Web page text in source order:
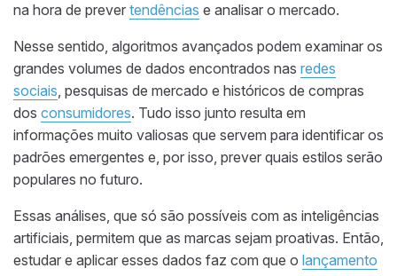
na hora de prever tendências e analisar o mercado.
Nesse sentido, algoritmos avançados podem examinar os
grandes volumes de dados encontrados nas redes
sociais, pesquisas de mercado e históricos de compras
dos consumidores. Tudo isso junto resulta em
informações muito valiosas que servem para identificar os
padrões emergentes e, por isso, prever quais estilos serão
populares no futuro.
Essas análises, que só são possíveis com as inteligências
artificiais, permitem que as marcas sejam proativas. Então,
estudar e aplicar esses dados faz com que o lançamento